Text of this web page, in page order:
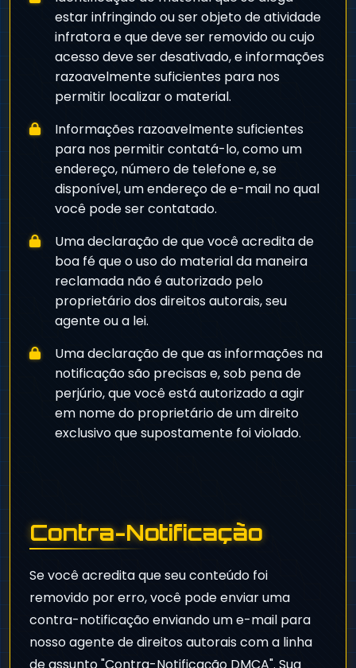
estar infringindo ou ser objeto de atividade
infratora e que deve ser removido ou cujo
acesso deve ser desativado, e informações
razoavelmente suficientes para nos
permitir localizar o material.
Informações razoavelmente suficientes
para nos permitir contatá-lo, como um
endereço, número de telefone e, se
disponível, um endereço de e-mail no qual
você pode ser contatado.
Uma declaração de que você acredita de
boa fé que o uso do material da maneira
reclamada não é autorizado pelo
proprietário dos direitos autorais, seu
agente ou a lei.
Uma declaração de que as informações na
notificação são precisas e, sob pena de
perjúrio, que você está autorizado a agir
em nome do proprietário de um direito
exclusivo que supostamente foi violado.
Contra-Notificação
Se você acredita que seu conteúdo foi
removido por erro, você pode enviar uma
contra-notificação enviando um e-mail para
nosso agente de direitos autorais com a linha